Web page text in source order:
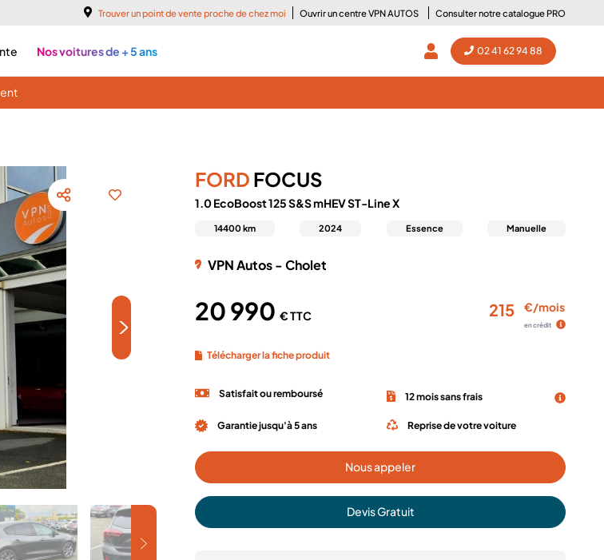
Trouver un point de vente proche de chez moi Ouvrir un centre VPN AUTOS Consulter notre catalogue PRO
02 41 62 94 88
Nos voitures de + 5 ans
>
FORD FOCUS
1.0 EcoBoost 125 S&S mHEV ST-Line X
14400 km 2024 Essence Manuelle
VPN Autos - Cholet
20 990 € TTC 215 €/mois
en crédit
Télécharger la fiche produit
Satisfait ou remboursé 12 mois sans frais
Garantie jusqu'à 5 ans Reprise de votre voiture
Nous appeler
Devis Gratuit